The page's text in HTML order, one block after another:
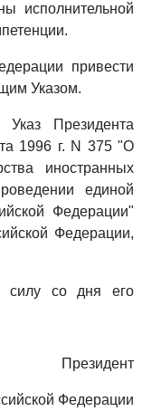
исполнительной
привести
Указом.
Президента
1996 г. N 375 "О
иностранных
единой
Федерации"
Федерации,
силу со дня его
Президент
Федерации